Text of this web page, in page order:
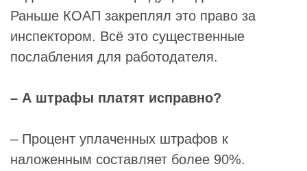
Раньше КОАП закреплял это право за
инспектором. Всё это существенные
послабления для работодателя.
– А штрафы платят исправно?
– Процент уплаченных штрафов к
наложенным составляет более 90%.